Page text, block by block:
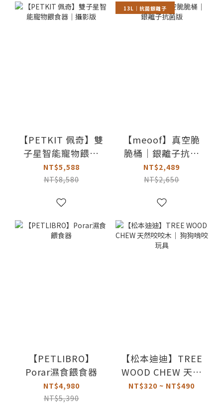
【PETKIT 佩奇】雙
子星智能寵物餵食
器｜攝影版
NT$5,588
NT$8,580
13L｜抗菌銀離子
【meoof】真空脆
脆桶｜銀離子抗菌
版
NT$2,489
NT$2,650
【PETLIBRO】
Porar濕食餵食器
NT$4,980
NT$5,390
【松本迪迪】TREE
WOOD CHEW 天然
咬咬木｜ 狗狗啃咬
NT$320 ~ NT$490